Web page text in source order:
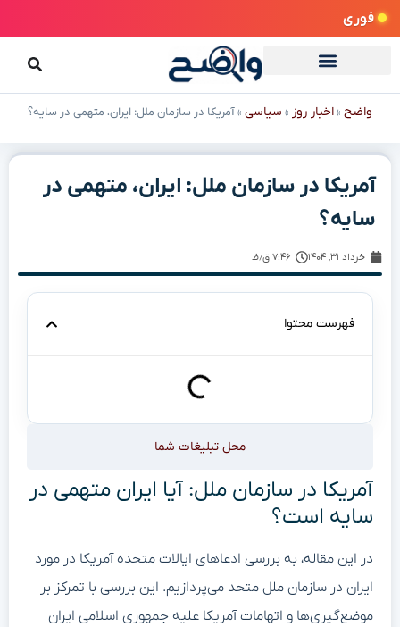
فوری
واضح »اخبار روز » سیاسی »آمریکا در سازمان ملل: ایران، متهمی در سایه؟
آمریکا در سازمان ملل: ایران، متهمی در
سایه؟
خرداد ۳۱, ۱۴۰۴ ۷:۴۶ ق٫ظ
فهرست محتوا
محل تبلیغات شما
آمریکا در سازمان ملل: آیا ایران متهمی در
سایه است؟
در این مقاله، به بررسی ادعاهای ایالات متحده آمریکا در مورد
ایران در سازمان ملل متحد می‌پردازیم. این بررسی با تمرکز بر
موضع‌گیری‌ها و اتهامات آمریکا علیه جمهوری اسلامی ایران